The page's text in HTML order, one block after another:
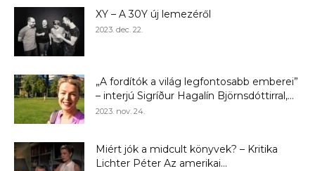
XY – A 30Y új lemezéről
2023. dec. 22.
„A fordítók a világ legfontosabb emberei”
– interjú Sigríður Hagalín Björnsdóttirral,...
2023. nov. 24.
Miért jók a midcult könyvek? – Kritika
Lichter Péter Az amerikai...